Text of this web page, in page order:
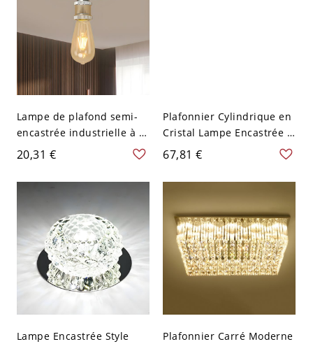
Lampe de plafond semi-
encastrée industrielle à 1
tête en métal nu en
chrome
20,31 €
Plafonnier Cylindrique en
Cristal Lampe Encastrée à
1-Ampoule Style
Contemporain avec
Auvent Rond pour Couloir
67,81 €
Lampe Encastrée Style
Plafonnier Carré Moderne